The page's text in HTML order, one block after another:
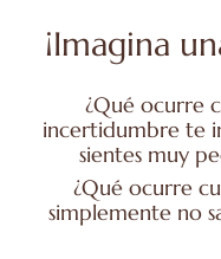
¡Imagina
¿Qué ocurre
incertidumbre te
sientes muy
¿Qué ocurre
simplemente no